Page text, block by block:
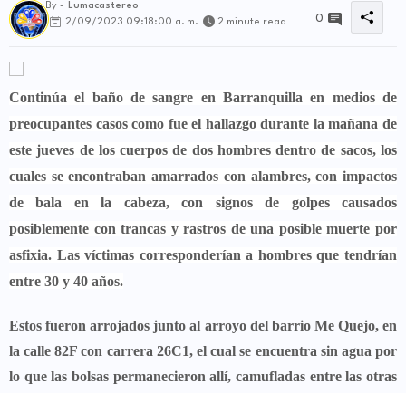
By -
Lumacastereo
2/09/2023 09:18:00 a. m.
2 minute read 0
Continúa el baño de sangre en Barranquillaen medios de
preocupantes casos como fue el hallazgo durante la mañana de
este jueves de los cuerpos de dos hombres dentro de sacos,los
cuales se encontraban amarrados con alambres, con impactos
de bala en la cabeza, con signos de golpes causados
posiblemente con trancas y rastros de una posible muerte por
asfixia. Las víctimas corresponderían a hombres que tendrían
entre 30 y 40 años.
Estos fueron arrojados junto al arroyo del barrio Me Quejo, en
la calle 82F con carrera 26C1, el cual se encuentra sin agua por
lo que las bolsas permanecieron allí, camufladas entre las otras